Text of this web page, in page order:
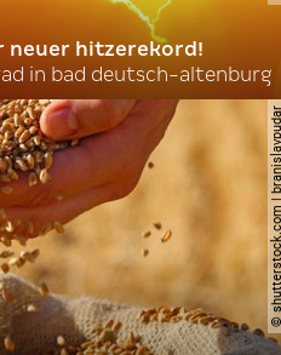
neuer hitzerekord!
in bad deutsch-altenburg
©